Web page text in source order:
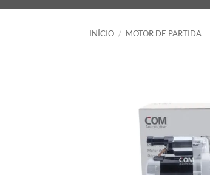
INÍCIO / MOTOR DE PARTIDA